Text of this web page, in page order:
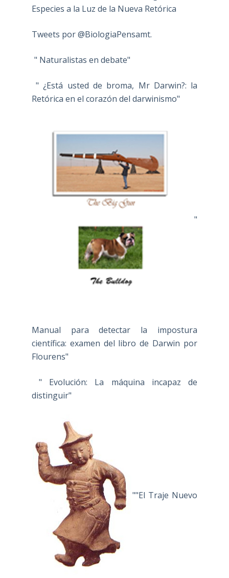
Especies a la Luz de la Nueva Retórica
Tweets por @BiologiaPensamt.
" Naturalistas en debate"
" ¿Está usted de broma, Mr Darwin?: la
Retórica en el corazón del darwinismo"
"
Manual para detectar la impostura
científica: examen del libro de Darwin por
Flourens"
" Evolución: La máquina incapaz de
distinguir"
""El Traje Nuevo